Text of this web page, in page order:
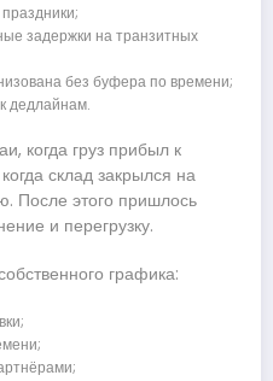
задержки на транзитных
без буфера по времени;
дедлайнам.
когда груз прибыл к
склад закрылся на
После этого пришлось
и перегрузку.
графика: